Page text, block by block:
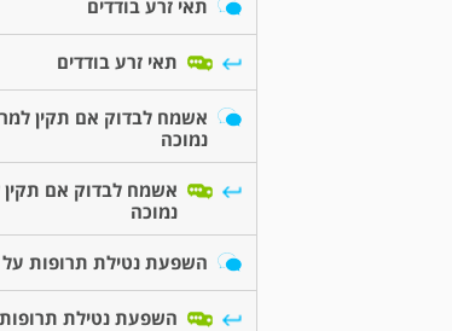
תאי זרע בודדים
תאי זרע בודדים
אשמח לבדוק אם תקין
נמוכה
אשמח לבדוק אם תקין
נמוכה
השפעת נטילת תרופות
השפעת נטילת